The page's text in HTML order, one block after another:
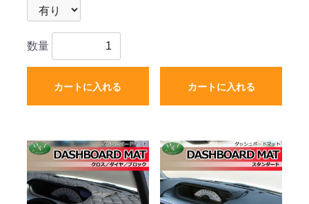
数量
カートに入れる カートに入れる